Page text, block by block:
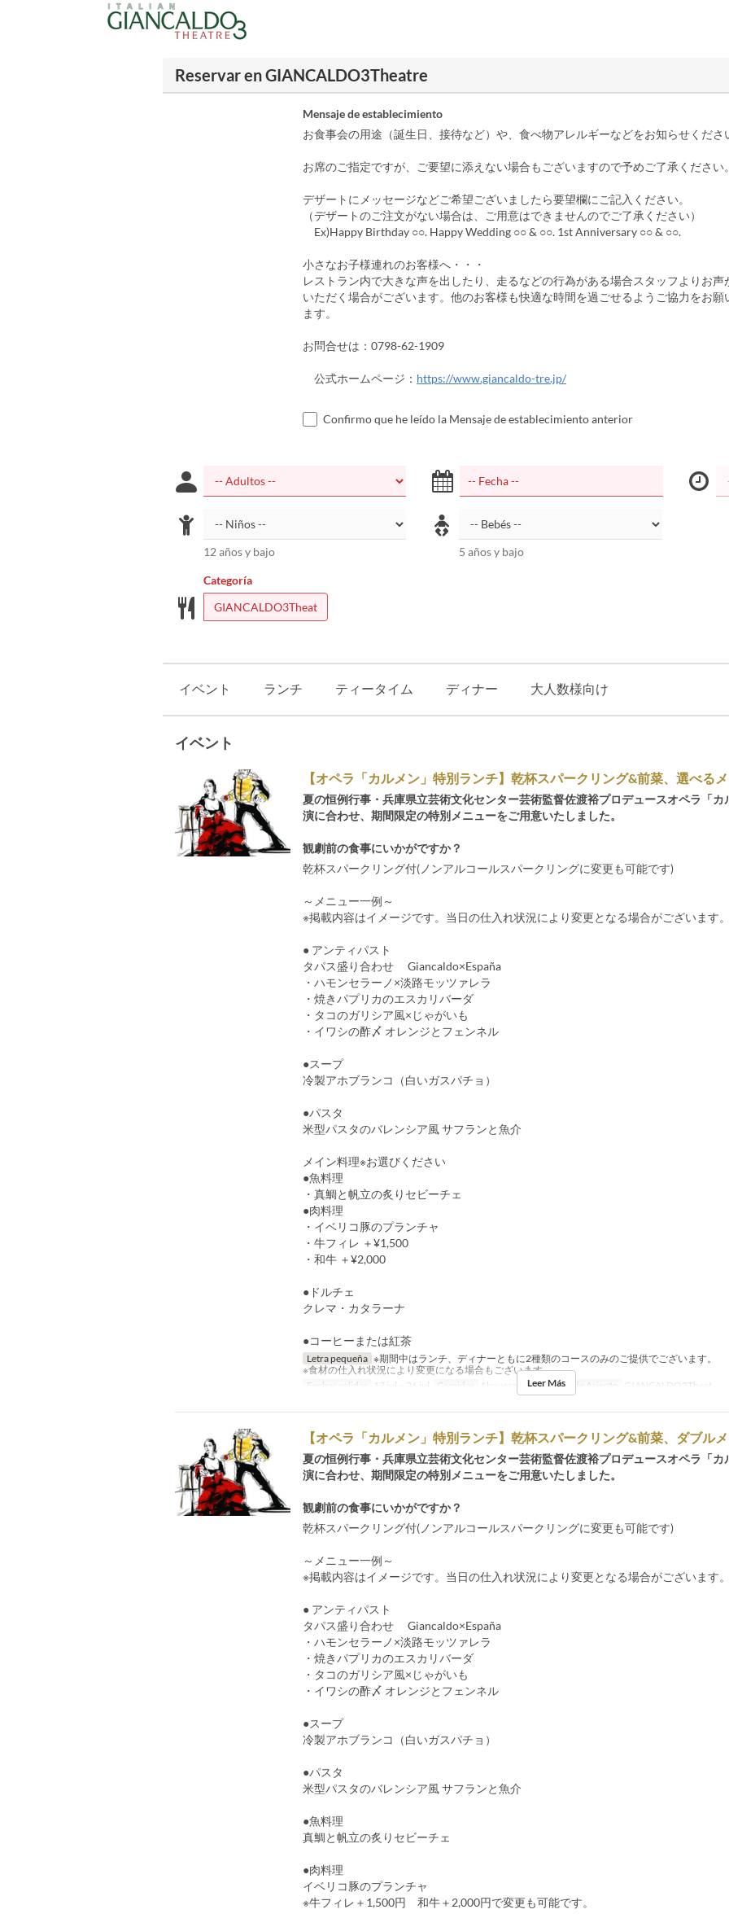
Reservar en GIANCALDO3Theatre
Mensaje de establecimiento
お食事会の用途（誕生日、接待など）や、食べ物アレルギーなどをお知らせくださ
お席のご指定ですが、ご要望に添えない場合もございますので予めご了承ください
デザートにメッセージなどご希望ございましたら要望欄にご記入ください。
（デザートのご注文がない場合は、ご用意はできませんのでご了承ください）
Ex)Happy Birthday ○○. Happy Wedding ○○ & ○○. 1st Anniversary ○○ & ○○.
小さなお子様連れのお客様へ・・・
レストラン内で大きな声を出したり、走るなどの行為がある場合スタッフよりお声
いただく場合がございます。他のお客様も快適な時間を過ごせるようご協力をお願
ます。
お問合せは：0798-62-1909
公式ホームページ： https://www.giancaldo-tre.jp/
Confirmo que he leído la Mensaje de establecimiento anterior
12 años y bajo 5 años y bajo
Categoría
GIANCALDO3Theat
イベント ランチ ティータイム ディナー 大人数様向け
イベント
【オペラ「カルメン」特別ランチ】乾杯スパークリング&前菜、選べる
夏の恒例行事・兵庫県立芸術文化センター芸術監督佐渡裕プロデュースオペラ「カ
演に合わせ、期間限定の特別メニューをご用意いたしました。
観劇前の食事にいかがですか？
乾杯スパークリング付(ノンアルコールスパークリングに変更も可能です)
～メニュー一例～
※掲載内容はイメージです。当日の仕入れ状況により変更となる場合がございます
● アンティパスト
タパス盛り合わせ Giancaldo×España
・ハモンセラーノ×淡路モッツァレラ
・焼きパプリカのエスカリバーダ
・タコのガリシア風×じゃがいも
・イワシの酢〆 オレンジとフェンネル
●スープ
冷製アホブランコ（白いガスパチョ）
●パスタ
米型パスタのバレンシア風 サフランと魚介
メイン料理※お選びください
●魚料理
・真鯛と帆立の炙りセビーチェ
●肉料理
・イベリコ豚のプランチャ
・牛フィレ ＋¥1,500
・和牛 ＋¥2,000
●ドルチェ
クレマ・カタラーナ
●コーヒーまたは紅茶
Letra pequeña ※期間中はランチ、ディナーともに2種類のコースのみのご提供でございます。
※食材の仕入れ状況により変更になる場合もございます
Fechas validas
17 jul ~ 26 jul Comidas Almuerzo Categoría de Asiento GIANCALDO3Theat
Leer Más
【オペラ「カルメン」特別ランチ】乾杯スパークリング&前菜、ダブル
夏の恒例行事・兵庫県立芸術文化センター芸術監督佐渡裕プロデュースオペラ「カ
演に合わせ、期間限定の特別メニューをご用意いたしました。
観劇前の食事にいかがですか？
乾杯スパークリング付(ノンアルコールスパークリングに変更も可能です)
～メニュー一例～
※掲載内容はイメージです。当日の仕入れ状況により変更となる場合がございます
● アンティパスト
タパス盛り合わせ Giancaldo×España
・ハモンセラーノ×淡路モッツァレラ
・焼きパプリカのエスカリバーダ
・タコのガリシア風×じゃがいも
・イワシの酢〆 オレンジとフェンネル
●スープ
冷製アホブランコ（白いガスパチョ）
●パスタ
米型パスタのバレンシア風 サフランと魚介
●魚料理
真鯛と帆立の炙りセビーチェ
●肉料理
イベリコ豚のプランチャ
※牛フィレ＋1,500円 和牛＋2,000円で変更も可能です。